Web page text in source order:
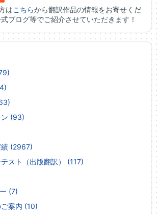
はこちらから翻訳作品の情報をお寄せくだ
ブログ等でご紹介させていただきます！
ン (93)
績 (2967)
スト（出版翻訳） (117)
(7)
案内 (10)